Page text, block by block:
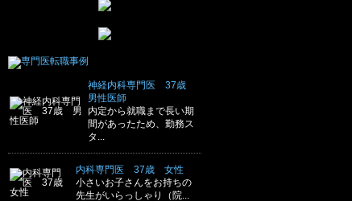
神経内科専門医 37歳
男性医師
内定から就職まで長い期
間があったため、勤務ス
タ...
内科専門医 37歳 女性
小さいお子さんをお持ちの
先生がいらっしゃり（院...